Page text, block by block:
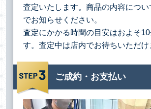
査定いたします。商品の内容につい
でお知らせください。
査定にかかる時間の目安はおよそ
す。査定中は店内でお待ちいただけ
ご成約・お支払い